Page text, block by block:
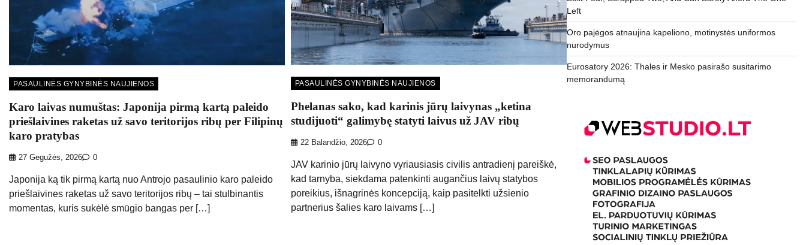
PASAULINĖS GYNYBINĖS NAUJIENOS
Karo laivas numuštas: Japonija pirmą kartą paleido
priešlaivines raketas už savo teritorijos ribų per Filipinų
karo pratybas
27 Gegužės, 2026 0
Japonija ką tik pirmą kartą nuo Antrojo pasaulinio karo paleido
priešlaivines raketas už savo teritorijos ribų – tai stulbinantis
momentas, kuris sukėlė smūgio bangas per […]
PASAULINĖS GYNYBINĖS NAUJIENOS
Phelanas sako, kad karinis jūrų laivynas „ketina
studijuoti“ galimybę statyti laivus už JAV ribų
22 Balandžio, 2026 0
JAV karinio jūrų laivyno vyriausiasis civilis antradienį pareiškė,
kad tarnyba, siekdama patenkinti augančius laivų statybos
poreikius, išnagrinės koncepciją, kaip pasitelkti užsienio
partnerius šalies karo laivams […]
Left
Oro pajėgos atnaujina kapeliono, motinystės uniformos
nurodymus
Eurosatory 2026: Thales ir Mesko pasirašo susitarimo
memorandumą